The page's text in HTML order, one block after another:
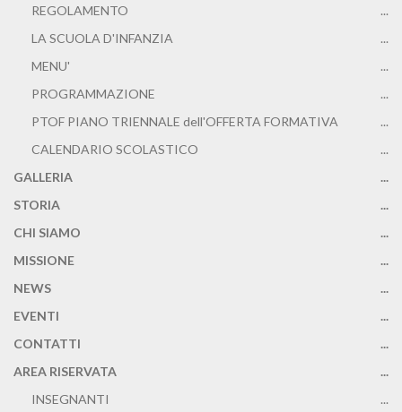
REGOLAMENTO
...
LA SCUOLA D'INFANZIA
...
MENU'
...
PROGRAMMAZIONE
...
PTOF PIANO TRIENNALE dell'OFFERTA FORMATIVA
...
CALENDARIO SCOLASTICO
...
GALLERIA
...
STORIA
...
CHI SIAMO
...
MISSIONE
...
NEWS
...
EVENTI
...
CONTATTI
...
AREA RISERVATA
...
INSEGNANTI
...